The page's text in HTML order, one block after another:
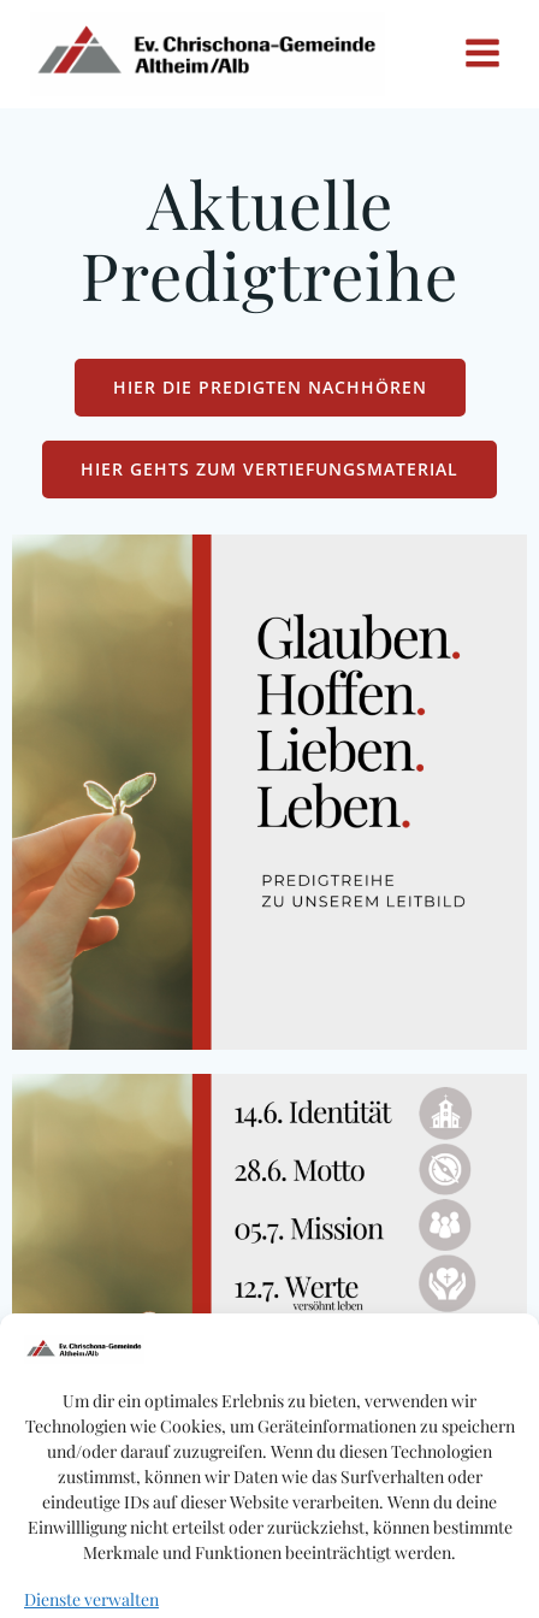
Um dir ein optimales Erlebnis zu bieten, verwenden wir
Technologien wie Cookies, um Geräteinformationen zu speichern
und/oder darauf zuzugreifen. Wenn du diesen Technologien
zustimmst, können wir Daten wie das Surfverhalten oder
eindeutige IDs auf dieser Website verarbeiten. Wenn du deine
Einwillligung nicht erteilst oder zurückziehst, können bestimmte
Merkmale und Funktionen beeinträchtigt werden.
Dienste verwalten
Inhalt
Aktuelle
Predigtreihe
HIER DIE PREDIGTEN NACHHÖREN
HIER GEHTS ZUM VERTIEFUNGSMATERIAL